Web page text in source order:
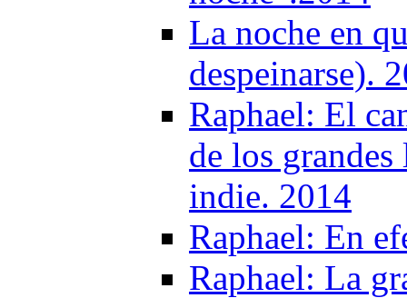
La noche en
despeinarse).
Raphael: El
de los
indie. 2014
Raphael: En
Raphael: La